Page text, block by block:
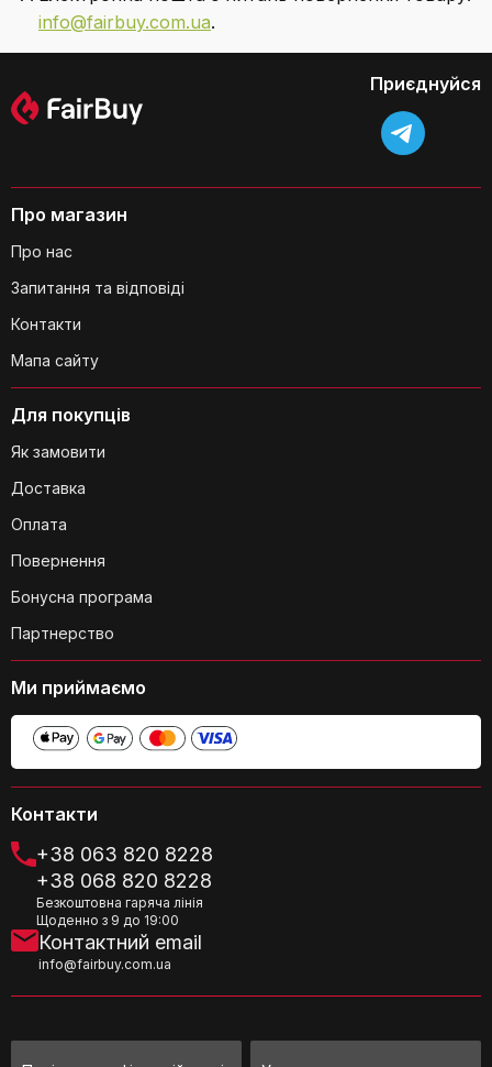
info@fairbuy.com.ua.
Контакти
+38 063 820 8228
+38 068 820 8228
Безкоштовна гаряча лінія
Щоденно з 9 до 19:00
Контактний email
info@fairbuy.com.ua
Для покупців
Як замовити
Доставка
Оплата
Повернення
Бонусна програма
Партнерство
Про магазин
Про нас
Запитання та відповіді
Контакти
Мапа сайту
Приєднуйся
Ми приймаємо